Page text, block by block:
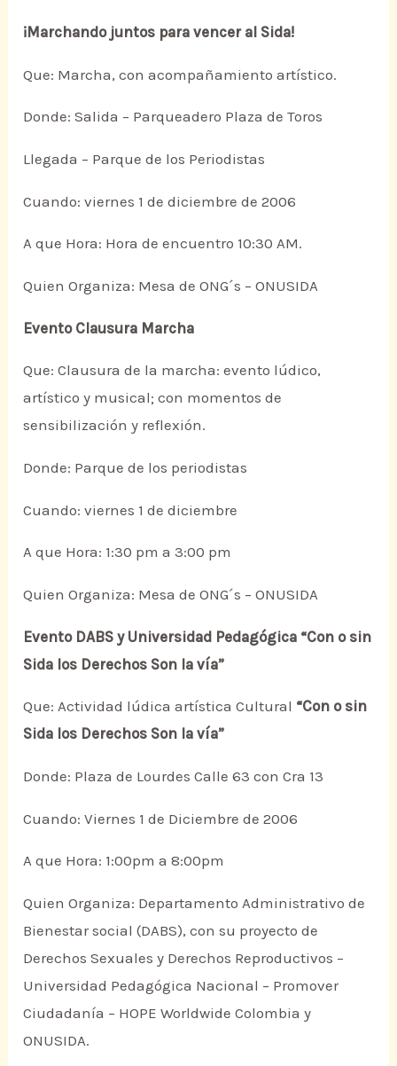
¡Marchando juntos para vencer al Sida!
Que: Marcha, con acompañamiento artístico.
Donde: Salida – Parqueadero Plaza de Toros
Llegada – Parque de los Periodistas
Cuando: viernes 1 de diciembre de 2006
A que Hora: Hora de encuentro 10:30 AM.
Quien Organiza: Mesa de ONG´s – ONUSIDA
Evento Clausura Marcha
Que: Clausura de la marcha: evento lúdico,
artístico y musical; con momentos de
sensibilización y reflexión.
Donde: Parque de los periodistas
Cuando: viernes 1 de diciembre
A que Hora: 1:30 pm a 3:00 pm
Quien Organiza: Mesa de ONG´s – ONUSIDA
Evento DABS y Universidad Pedagógica “Con o sin
Sida los Derechos Son la vía”
Que: Actividad lúdica artística Cultural “Con o sin
Sida los Derechos Son la vía”
Donde: Plaza de Lourdes Calle 63 con Cra 13
Cuando: Viernes 1 de Diciembre de 2006
A que Hora: 1:00pm a 8:00pm
Quien Organiza: Departamento Administrativo de
Bienestar social (DABS), con su proyecto de
Derechos Sexuales y Derechos Reproductivos –
Universidad Pedagógica Nacional – Promover
Ciudadanía – HOPE Worldwide Colombia y
ONUSIDA.